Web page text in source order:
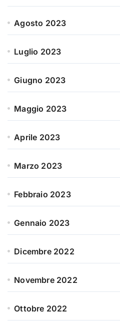
Agosto 2023
Luglio 2023
Giugno 2023
Maggio 2023
Aprile 2023
Marzo 2023
Febbraio 2023
Gennaio 2023
Dicembre 2022
Novembre 2022
Ottobre 2022